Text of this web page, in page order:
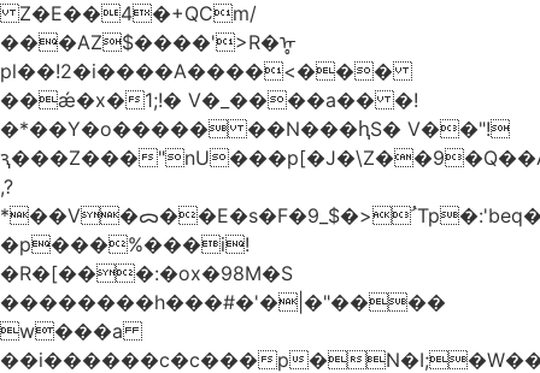
Z�E��4�+QCm/
���AZ$����'>R�ᡎ
pl��!2�i����A����<���
��ǽ�x�1;!� V�_����a�� �!
�*��Y�o����� ��N���ԧS� V��"!
ԇ���Z���
,?
*��V�ᯅ��E�s�F�ﹸ<�$_9Tp�:'beq�Mfcn�oj�n��,�>N4�S+b���p1&}&�|
�p���%���i!
�R�[���:�ox�98M�S
��������h���#�'�|�"����
w���a
��i������c�c���p�